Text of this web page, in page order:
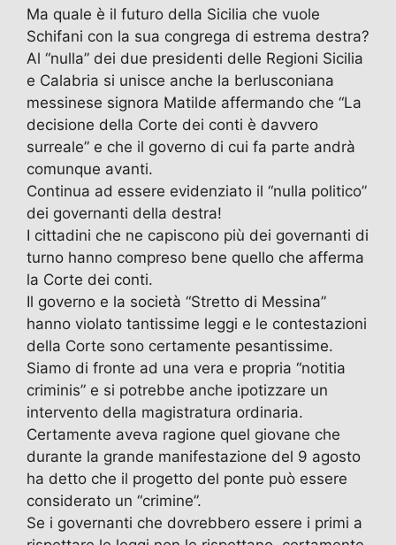
Ma quale è il futuro della Sicilia che vuole
Schifani con la sua congrega di estrema destra?
Al “nulla” dei due presidenti delle Regioni Sicilia
e Calabria si unisce anche la berlusconiana
messinese signora Matilde affermando che “La
decisione della Corte dei conti è davvero
surreale” e che il governo di cui fa parte andrà
comunque avanti.
Continua ad essere evidenziato il “nulla politico”
dei governanti della destra!
I cittadini che ne capiscono più dei governanti di
turno hanno compreso bene quello che afferma
la Corte dei conti.
Il governo e la società “Stretto di Messina”
hanno violato tantissime leggi e le contestazioni
della Corte sono certamente pesantissime.
Siamo di fronte ad una vera e propria “notitia
criminis” e si potrebbe anche ipotizzare un
intervento della magistratura ordinaria.
Certamente aveva ragione quel giovane che
durante la grande manifestazione del 9 agosto
ha detto che il progetto del ponte può essere
considerato un “crimine”.
Se i governanti che dovrebbero essere i primi a